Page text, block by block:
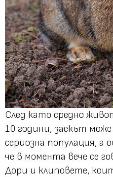
След като средно
10 години, заекът може
сериозна популация,
че в момента вече се
Дори и клиповете,